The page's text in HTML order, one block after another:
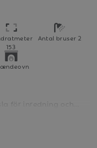
153
Antal bruser 2
för inredning och
Parhus på 153